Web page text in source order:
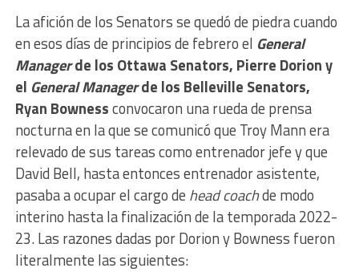
La afición de los Senators se quedó de piedra cuando
en esos días de principios de febrero el General
Managerde los Ottawa Senators, Pierre Dorion y
el General Managerde los Belleville Senators,
Ryan Bownessconvocaron una rueda de prensa
nocturna en la que se comunicó que Troy Mann era
relevado de sus tareas como entrenador jefe y que
David Bell, hasta entonces entrenador asistente,
pasaba a ocupar el cargo de head coachde modo
interino hasta la finalización de la temporada 2022-
23. Las razones dadas por Dorion y Bowness fueron
literalmente las siguientes: